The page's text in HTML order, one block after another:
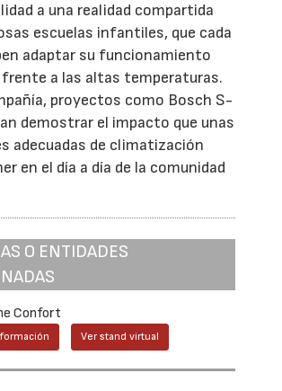
a una realidad compartida
escuelas infantiles, que cada
adaptar su funcionamiento
frente a las altas temperaturas.
proyectos como Bosch S-
demostrar el impacto que unas
adecuadas de climatización
en el día a día de la comunidad
O ENTIDADES
Confort
Ver stand virtual